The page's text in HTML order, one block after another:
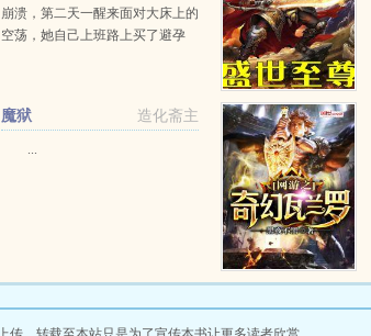
崩溃，第二天一醒来面对大床上的
空荡，她自己上班路上买了避孕
表柔弱，楚楚动人。婆家千...造化斋主
魔狱
...